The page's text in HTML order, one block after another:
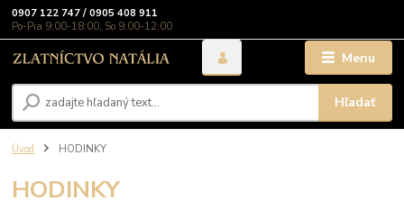
Menu
Hľadať
0907 122 747 / 0905 408 911
Po-Pia 9:00-18:00, So 9:00-12:00
Úvod HODINKY
HODINKY